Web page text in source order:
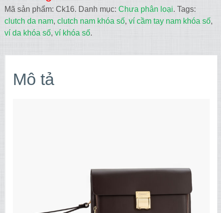
Mã sản phẩm: Ck16. Danh mục: Chưa phân loại. Tags:
clutch da nam, clutch nam khóa số, ví cầm tay nam khóa số,
ví da khóa số, ví khóa số.
Mô tả